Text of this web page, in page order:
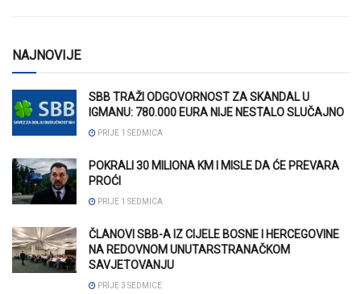
NAJNOVIJE
SBB TRAŽI ODGOVORNOST ZA SKANDAL U
IGMANU: 780.000 EURA NIJE NESTALO SLUČAJNO
PRIJE 1 SEDMICA
POKRALI 30 MILIONA KM I MISLE DA ĆE PREVARA
PROĆI
PRIJE 1 SEDMICA
ČLANOVI SBB-A IZ CIJELE BOSNE I HERCEGOVINE
NA REDOVNOM UNUTARSTRANAČKOM
SAVJETOVANJU
PRIJE 3 SEDMICE